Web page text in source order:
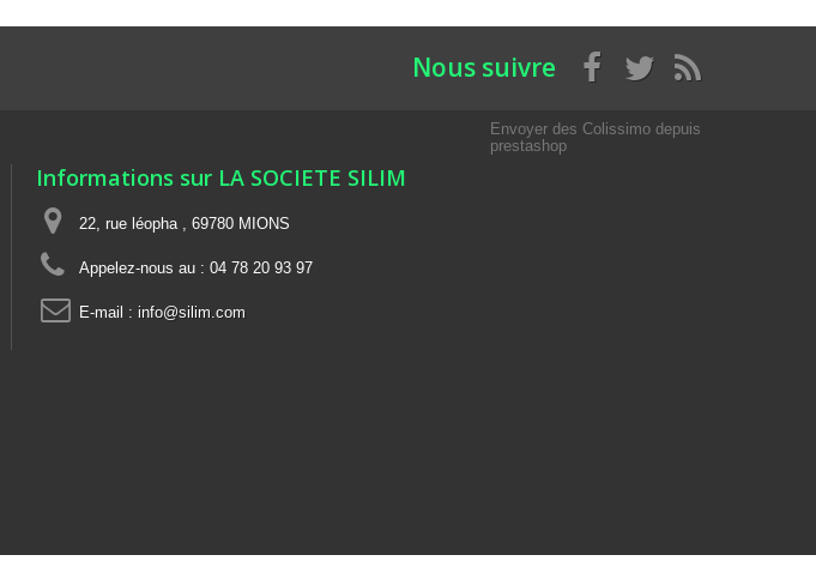
Nous suivre
Informations sur LA SOCIETE SILIM
22, rue léopha , 69780 MIONS
Appelez-nous au : 04 78 20 93 97
E-mail : info@silim.com
Envoyer des Colissimo depuis
prestashop